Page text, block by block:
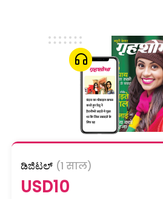
ಡಿಜಿಟಲ್ (1 साल)
USD10